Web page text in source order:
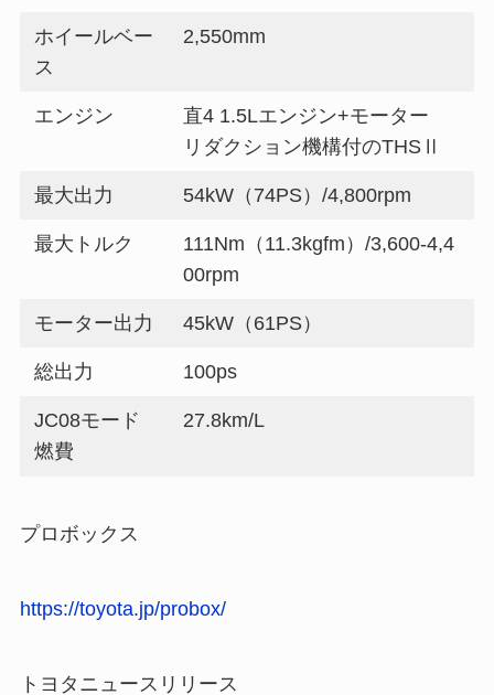
ホイールベー
ス
2,550mm
エンジン
直4 1.5Lエンジン+モーター
リダクション機構付のTHSⅡ
最大出力 54kW（74PS）/4,800rpm
最大トルク
111Nm（11.3kgfm）/3,600-4,4
00rpm
モーター出力 45kW（61PS）
総出力 100ps
JC08モード
燃費
27.8km/L
プロボックス
https://toyota.jp/probox/
トヨタニュースリリース